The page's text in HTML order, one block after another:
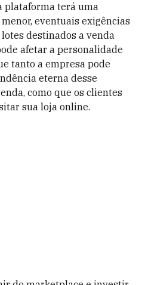
plataforma terá uma
eventuais exigências
destinados a venda
afetar a personalidade
tanto a empresa pode
eterna desse
como que os clientes
sua loja online.